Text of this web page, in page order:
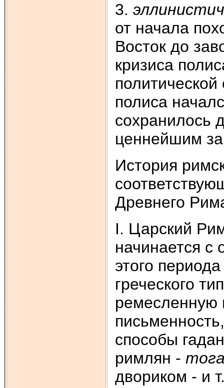
3.
от начала
Восток до
кризиса
полиса
сохранилось
ценнейшим
История
Древнего
I. Царский
начинается с
этого
греческого
ремесленную
способы
римлян -
двориком - и